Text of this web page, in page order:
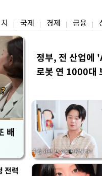
국제 경제 금융
배
정부, 전 산업
로봇 연 1000대
전력